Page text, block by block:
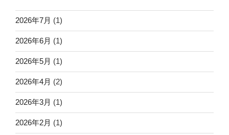
2026年7月 (1)
2026年6月 (1)
2026年5月 (1)
2026年4月 (2)
2026年3月 (1)
2026年2月 (1)